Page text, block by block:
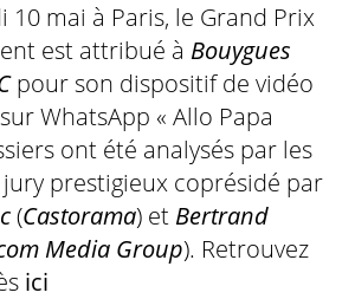
10 mai à Paris, le Grand Prix
est attribué à Bouygues
pour son dispositif de vidéo
WhatsApp « Allo Papa
ont été analysés par les
jury prestigieux coprésidé par
(Castorama) et Bertrand
Media Group). Retrouvez
ici